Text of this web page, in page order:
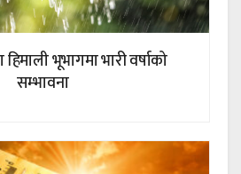
हिमाली भूभागमा भारी वर्षाको
सम्भावना